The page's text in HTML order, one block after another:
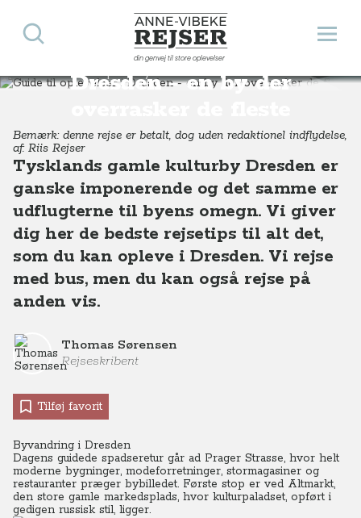
Anne-Vibeke Rejser
din genvej til store oplevelser
Åbn
Søg
Guide til oplevelser i
Dresden - en by der
Destinationer Europa Tyskland Guide til oplevelser i Dresden - en by der overrasker de fleste
Bemærk: denne rejse er betalt, dog uden redaktionel indflydelse,
af: Riis Rejser
Tysklands gamle kulturby Dresden er
ganske imponerende og det samme er
udflugterne til byens omegn. Vi giver
dig her de bedste rejsetips til alt det,
som du kan opleve i Dresden. Vi rejse
med bus, men du kan også rejse på
anden vis.
Thomas Sørensen
Rejseskribent
Tilføj favorit
Byvandring i Dresden
Dagens guidede spadseretur går ad Prager Strasse, hvor helt
moderne bygninger, modeforretninger, stormagasiner og
restauranter præger bybilledet. Første stop er ved Altmarkt,
den store gamle markedsplads, hvor kulturpaladset, opført i
gedigen russisk stil, ligger.